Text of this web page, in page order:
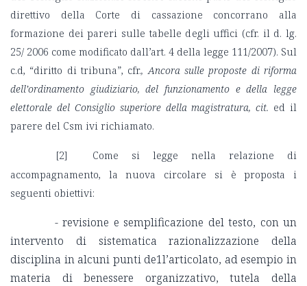
direttivo della Corte di cassazione concorrano alla
formazione dei pareri sulle tabelle degli uffici (cfr. il d. lg.
25/ 2006 come modificato dall’art. 4 della legge 111/2007). Sul
c.d, “diritto di tribuna”, cfr., Ancora sulle proposte di riforma
dell’ordinamento giudiziario, del funzionamento e della legge
elettorale del Consiglio superiore della magistratura, cit. ed il
parere del Csm ivi richiamato.
[2] Come si legge nella relazione di
accompagnamento, la nuova circolare si è proposta i
seguenti obiettivi:
- revisione e semplificazione del testo, con un
intervento di sistematica razionalizzazione della
disciplina in alcuni punti de1l’articolato, ad esempio in
materia di benessere organizzativo, tutela della